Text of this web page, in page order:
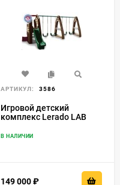
АРТИКУЛ: 3586
Игровой детский
комплекс Lerado LAB
В НАЛИЧИИ
149 000